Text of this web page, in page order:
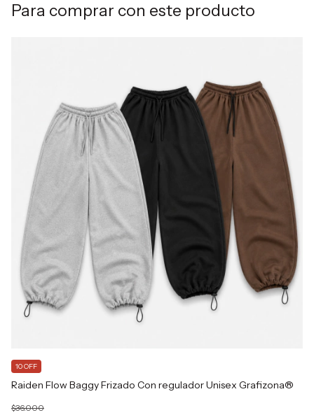
Para comprar con este producto
Raiden Flow Baggy Frizado Con regulador Unisex Grafizona®
$36.000
10 OFF